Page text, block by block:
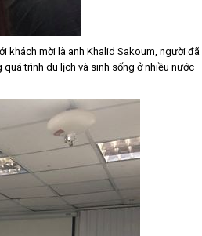
khách mời là anh Khalid Sakoum, người đã
trình du lịch và sinh sống ở nhiều nước